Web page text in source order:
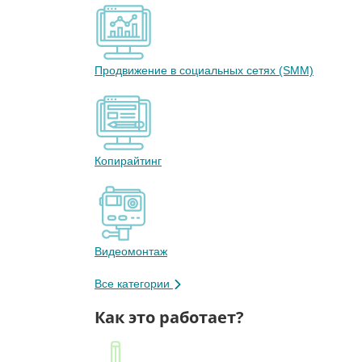
Продвижение в социальных сетях (SMM)
Копирайтинг
Видеомонтаж
Все категории
Как это работает?